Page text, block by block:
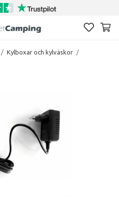
/ Kylboxar och kylväskor /